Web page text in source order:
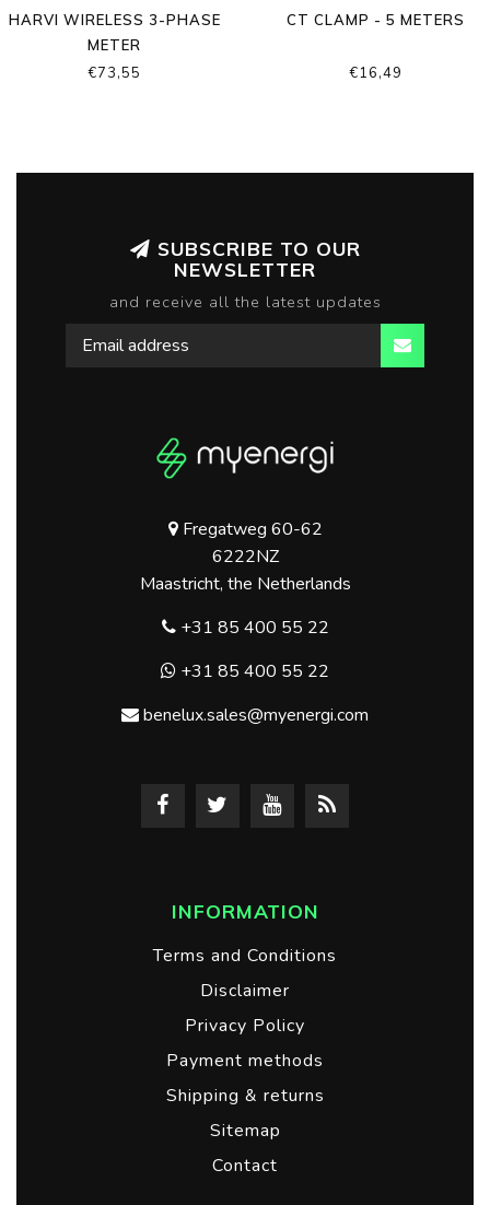
HARVI WIRELESS 3-PHASE
METER
€73,55
CT CLAMP - 5 METERS
€16,49
SUBSCRIBE TO OUR
NEWSLETTER
and receive all the latest updates
Fregatweg 60-62
6222NZ
Maastricht, the Netherlands
+31 85 400 55 22
+31 85 400 55 22
benelux.sales@myenergi.com
INFORMATION
Terms and Conditions
Disclaimer
Privacy Policy
Payment methods
Shipping & returns
Sitemap
Contact